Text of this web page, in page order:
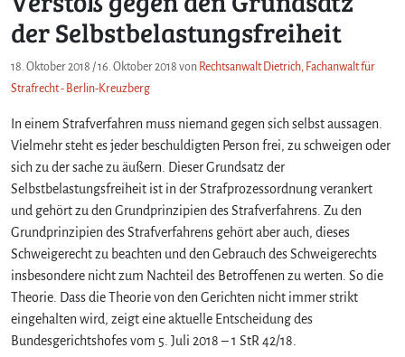
der Selbstbelastungsfreiheit
18. Oktober 2018 /16. Oktober 2018 von Rechtsanwalt Dietrich, Fachanwalt für
Strafrecht - Berlin-Kreuzberg
In einem Strafverfahren muss niemand gegen sich selbst aussagen.
Vielmehr steht es jeder beschuldigten Person frei, zu schweigen oder
sich zu der sache zu äußern. Dieser Grundsatz der
Selbstbelastungsfreiheit ist in der Strafprozessordnung verankert
und gehört zu den Grundprinzipien des Strafverfahrens. Zu den
Grundprinzipien des Strafverfahrens gehört aber auch, dieses
Schweigerecht zu beachten und den Gebrauch des Schweigerechts
insbesondere nicht zum Nachteil des Betroffenen zu werten. So die
Theorie. Dass die Theorie von den Gerichten nicht immer strikt
eingehalten wird, zeigt eine aktuelle Entscheidung des
Bundesgerichtshofes vom 5. Juli 2018 – 1 StR 42/18.